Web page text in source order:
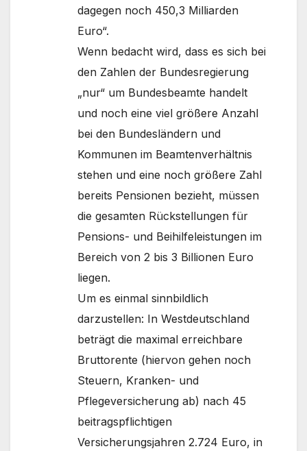
dagegen noch 450,3 Milliarden
Euro“.
Wenn bedacht wird, dass es sich bei
den Zahlen der Bundesregierung
„nur“ um Bundesbeamte handelt
und noch eine viel größere Anzahl
bei den Bundesländern und
Kommunen im Beamtenverhältnis
stehen und eine noch größere Zahl
bereits Pensionen bezieht, müssen
die gesamten Rückstellungen für
Pensions- und Beihilfeleistungen im
Bereich von 2 bis 3 Billionen Euro
liegen.
Um es einmal sinnbildlich
darzustellen: In Westdeutschland
beträgt die maximal erreichbare
Bruttorente (hiervon gehen noch
Steuern, Kranken- und
Pflegeversicherung ab) nach 45
beitragspflichtigen
Versicherungsjahren 2.724 Euro, in